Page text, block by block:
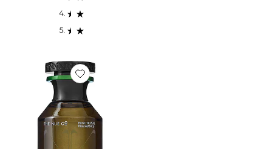
Favorite PARFUM FUNCTIONAL